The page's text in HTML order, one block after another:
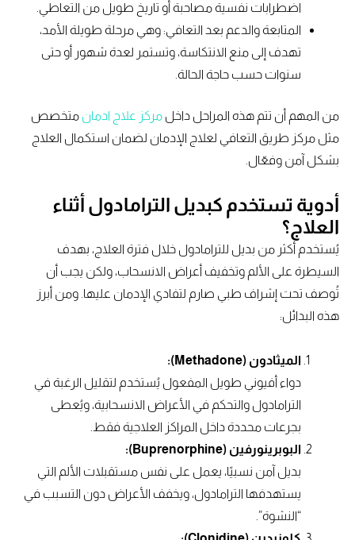
اضطرابات نفسية مصاحبة أو تاريخ طويل من التعاطي.
المتابعة والدعم بعد التعافي: وهي مرحلة طويلة الأمد،
تهدف إلى منع الانتكاسة، وتستمر لعدة شهور أو حتى
سنوات حسب حاجة الحالة.
من المهم أن تتم هذه المراحل داخل مركز علاج ادمانمتخصص
مثل مركز طريق التعافي لعلاج الإدمان لضمان استكمال العلاج
بشكل آمن وفعّال.
أدوية تستخدم كبديل الترامادول أثناء
العلاج؟
يُستخدم أكثر من بديل للترامادول خلال فترة العلاج، بهدف
السيطرة على الألم وتخفيف أعراض الانسحاب، ولكن يجب أن
تُوصف تحت إشراف طبي صارم لتفادي الإدمان عليها. ومن أبرز
هذه البدائل:
الميثادون (Methadone):
دواء أفيوني طويل المفعول يُستخدم لتقليل الرغبة في
الترامادول والتحكم في الأعراض الانسحابية، ويُعطى
بجرعات محددة داخل المراكز العلاجية فقط.
البوبرينورفين (Buprenorphine):
بديل آمن نسبيًا، يعمل على نفس مستقبلات الألم التي
يستهدفها الترامادول، ويخفف الأعراض دون التسبب في
“النشوة”.